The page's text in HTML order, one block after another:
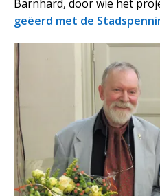
Barnhard, door wie het
geëerd met de